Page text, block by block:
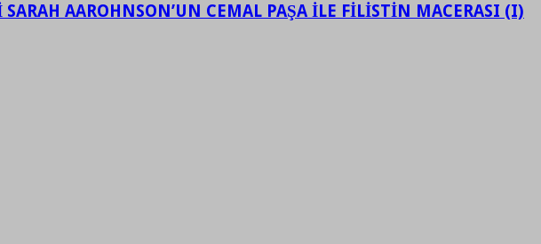
AAROHNSON’UN CEMAL PAŞA İLE FİLİSTİN MACERASI (I)